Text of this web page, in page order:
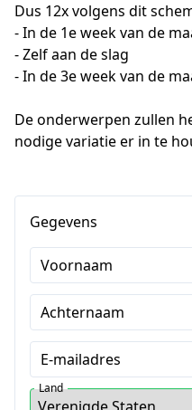
Dus 12x volgens dit
- In de 1e week van de
- Zelf aan de slag
- In de 3e week van de
De onderwerpen zullen
nodige variatie er in te
Gegevens
Voornaam
Achternaam
E-mailadres
Land